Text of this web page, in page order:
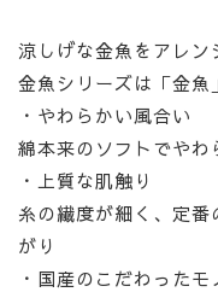
涼しげな金魚をアレン
金魚シリーズは「金魚
・やわらかい風合い
綿本来のソフトでやわ
・上質な肌触り
糸の繊度が細く、定
がり
・国産のこだわったモ